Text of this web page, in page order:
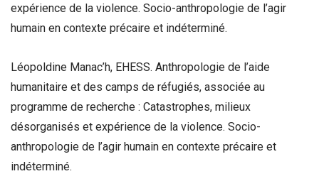
expérience de la violence. Socio-anthropologie de l’agir
humain en contexte précaire et indéterminé.
Léopoldine Manac’h, EHESS. Anthropologie de l’aide
humanitaire et des camps de réfugiés, associée au
programme de recherche : Catastrophes, milieux
désorganisés et expérience de la violence. Socio-
anthropologie de l’agir humain en contexte précaire et
indéterminé.